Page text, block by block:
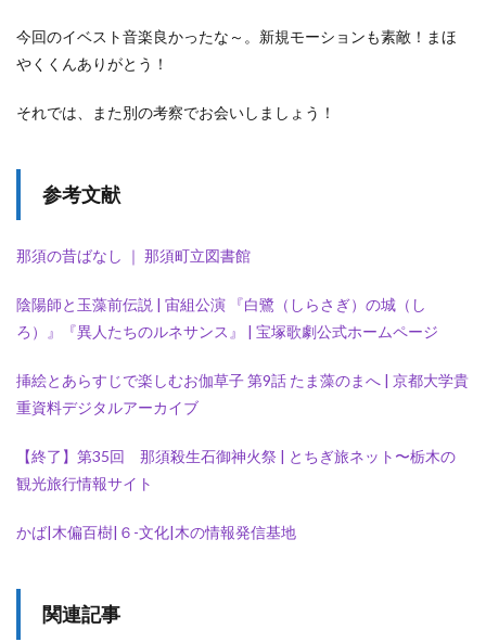
今回のイベスト音楽良かったな～。新規モーションも素敵！まほ
やくくんありがとう！
それでは、また別の考察でお会いしましょう！
参考文献
那須の昔ばなし ｜ 那須町立図書館
陰陽師と玉藻前伝説 | 宙組公演 『白鷺（しらさぎ）の城（し
ろ）』『異人たちのルネサンス』 | 宝塚歌劇公式ホームページ
挿絵とあらすじで楽しむお伽草子 第9話 たま藻のまへ | 京都大学貴
重資料デジタルアーカイブ
【終了】第35回 那須殺生石御神火祭 | とちぎ旅ネット〜栃木の
観光旅行情報サイト
かば|木偏百樹|６-文化|木の情報発信基地
関連記事